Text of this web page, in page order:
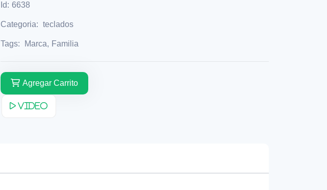
Id: 6638
Categoria: teclados
Tags: Marca, Familia
Agregar Carrito
Video